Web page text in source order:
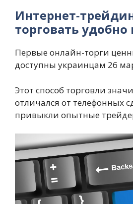
Интернет-
торговать
Первые онлайн-торги
доступны украинцам 26
Этот способ торговли
отличался от телефонных
привыкли опытные